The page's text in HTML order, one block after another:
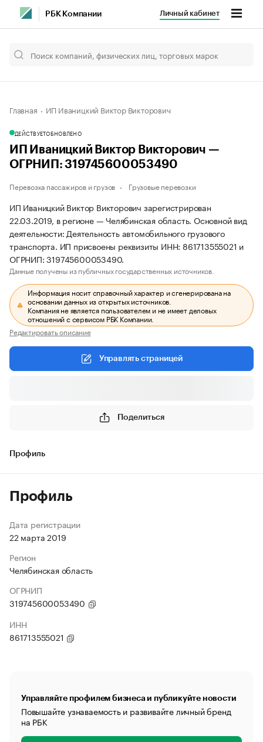
РБК Компании Личный кабинет
Главная ИП Иваницкий Виктор Викторович
ДЕЙСТВУЕТОБНОВЛЕНО
ИП Иваницкий Виктор Викторович —
ОГРНИП: 319745600053490
Перевозка пассажиров и грузов Грузовые перевозки
ИП Иваницкий Виктор Викторович зарегистрирован
22.03.2019, в регионе — Челябинская область. Основной вид
деятельности: Деятельность автомобильного грузового
транспорта. ИП присвоены реквизиты ИНН: 861713555021 и
ОГРНИП: 319745600053490.
Данные получены из публичных государственных источников.
Информация носит справочный характер и сгенерирована на
основании данных из открытых источников.
Компания не является пользователем и не имеет деловых
отношений с сервисом РБК Компании.
Редактировать описание
Управлять страницей
Поделиться
Профиль
Профиль
Дата регистрации
22 марта 2019
Регион
Челябинская область
ОГРНИП
319745600053490
ИНН
861713555021
Управляйте профилем бизнеса и публикуйте новости
Повышайте узнаваемость и развивайте личный бренд
на РБК